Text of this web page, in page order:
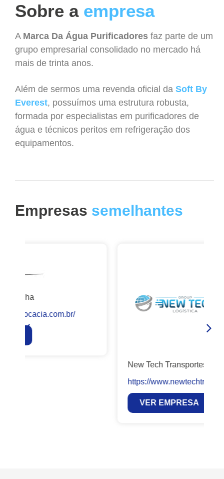
Sobre a empresa
A Marca Da Água Purificadores faz parte de um
grupo empresarial consolidado no mercado há
mais de trinta anos.
Além de sermos uma revenda oficial da Soft By
Everest, possuímos uma estrutura robusta,
formada por especialistas em purificadores de
água e técnicos peritos em refrigeração dos
equipamentos.
Empresas semelhantes
New Tech Transportes Sensíveis
https://www.newtechtransportesensiveis.com.br/